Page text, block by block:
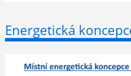
Energetická